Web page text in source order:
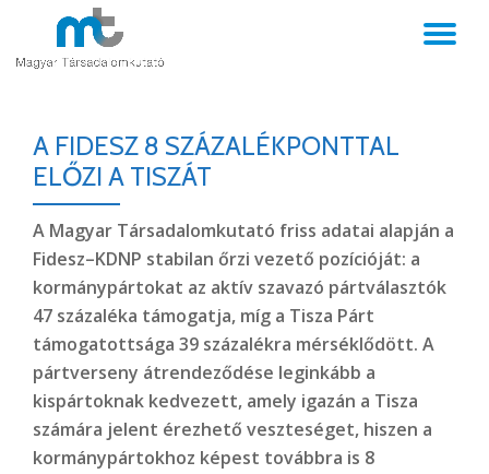
Skip
A FIDESZ 8 SZÁZALÉKPONTTAL
ELŐZI A TISZÁT
A Magyar Társadalomkutató friss adatai alapján a
Fidesz–KDNP stabilan őrzi vezető pozícióját: a
kormánypártokat az aktív szavazó pártválasztók
47 százaléka támogatja, míg a Tisza Párt
támogatottsága 39 százalékra mérséklődött. A
pártverseny átrendeződése leginkább a
kispártoknak kedvezett, amely igazán a Tisza
számára jelent érezhető veszteséget, hiszen a
kormánypártokhoz képest továbbra is 8